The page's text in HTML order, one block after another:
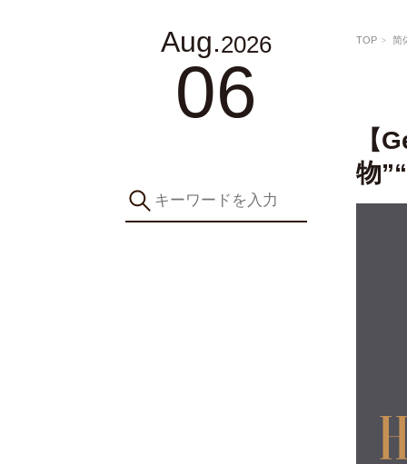
Aug.2026
06
TOP 简
【
物